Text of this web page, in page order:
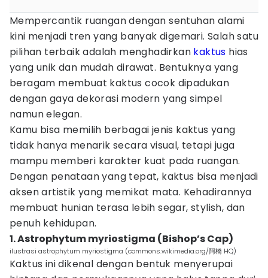
Mempercantik ruangan dengan sentuhan alami
kini menjadi tren yang banyak digemari. Salah satu
pilihan terbaik adalah menghadirkan kaktus hias
yang unik dan mudah dirawat. Bentuknya yang
beragam membuat kaktus cocok dipadukan
dengan gaya dekorasi modern yang simpel
namun elegan.
Kamu bisa memilih berbagai jenis kaktus yang
tidak hanya menarik secara visual, tetapi juga
mampu memberi karakter kuat pada ruangan.
Dengan penataan yang tepat, kaktus bisa menjadi
aksen artistik yang memikat mata. Kehadirannya
membuat hunian terasa lebih segar, stylish, dan
penuh kehidupan.
1. Astrophytum myriostigma (Bishop’s Cap)
ilustrasi astrophytum myriostigma (commons.wikimedia.org/阿橋 HQ)
Kaktus ini dikenal dengan bentuk menyerupai